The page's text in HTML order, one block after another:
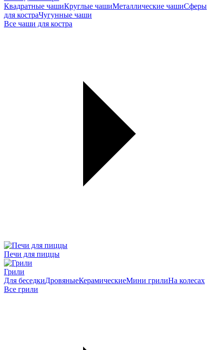
Квадратные чашиКруглые чашиМеталлические чашиСферы
для костраЧугунные чаши
Все чаши для костра
Печи для пиццы
Грили
Для беседкиДровяныеКерамическиеМини грилиНа колесах
Все грили